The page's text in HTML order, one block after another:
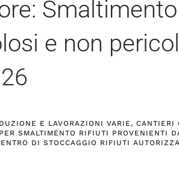
e non
E LAVORAZIONI VARIE, CANTIERI
SMALTIMENTO RIFIUTI PROVENIENTI
DI STOCCAGGIO RIFIUTI